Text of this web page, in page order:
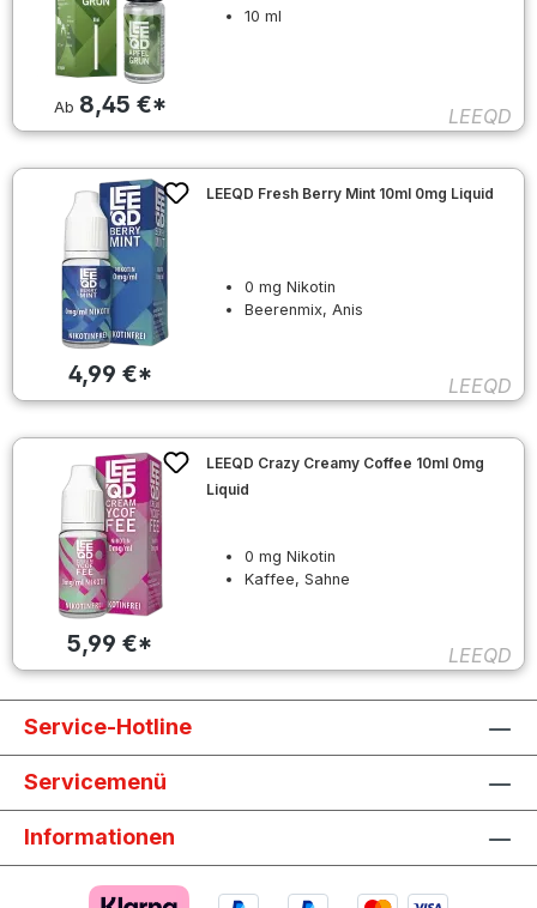
Ab 8,45 €*
10 ml
LEEQD
4,99 €*
LEEQD Fresh Berry Mint 10ml 0mg Liquid
0 mg Nikotin
Beerenmix, Anis
LEEQD
5,99 €*
LEEQD Crazy Creamy Coffee 10ml 0mg
Liquid
0 mg Nikotin
Kaffee, Sahne
LEEQD
Service-Hotline
Servicemenü
Informationen